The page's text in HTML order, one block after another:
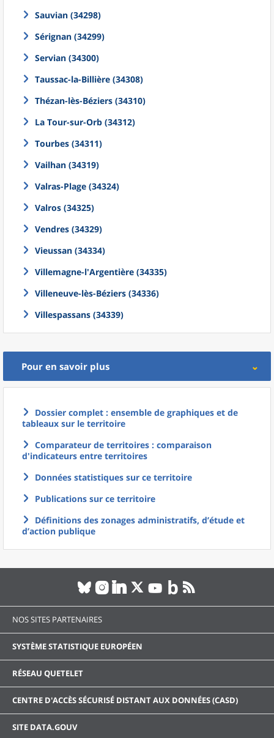
Sauvian (34298)
Sérignan (34299)
Servian (34300)
Taussac-la-Billière (34308)
Thézan-lès-Béziers (34310)
La Tour-sur-Orb (34312)
Tourbes (34311)
Vailhan (34319)
Valras-Plage (34324)
Valros (34325)
Vendres (34329)
Vieussan (34334)
Villemagne-l'Argentière (34335)
Villeneuve-lès-Béziers (34336)
Villespassans (34339)
Pour en savoir plus
Dossier complet : ensemble de graphiques et de
tableaux sur le territoire
Comparateur de territoires : comparaison
d'indicateurs entre territoires
Données statistiques sur ce territoire
Publications sur ce territoire
Définitions des zonages administratifs, d’étude et
d’action publique
NOS SITES PARTENAIRES
SYSTÈME STATISTIQUE EUROPÉEN
RÉSEAU QUETELET
CENTRE D'ACCÈS SÉCURISÉ DISTANT AUX DONNÉES (CASD)
SITE DATA.GOUV